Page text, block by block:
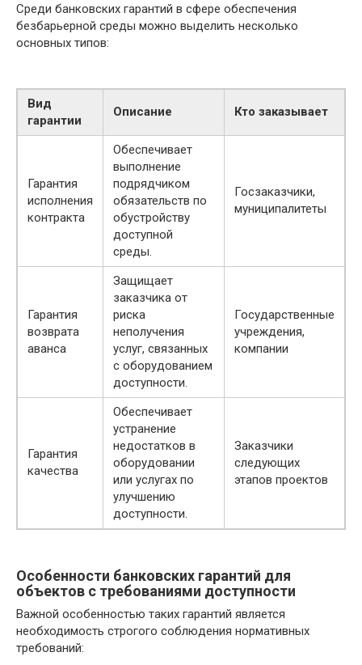
Среди банковских гарантий в сфере обеспечения
безбарьерной среды можно выделить несколько
основных типов:
Вид
гарантии
Описание Кто заказывает
Гарантия
исполнения
контракта
Обеспечивает
выполнение
подрядчиком
обязательств по
обустройству
доступной
среды.
Госзаказчики,
муниципалитеты
Гарантия
возврата
аванса
Защищает
заказчика от
риска
неполучения
услуг, связанных
с оборудованием
доступности.
Государственные
учреждения,
компании
Гарантия
качества
Обеспечивает
устранение
недостатков в
оборудовании
или услугах по
улучшению
доступности.
Заказчики
следующих
этапов проектов
Особенности банковских гарантий для
объектов с требованиями доступности
Важной особенностью таких гарантий является
необходимость строгого соблюдения нормативных
требований: